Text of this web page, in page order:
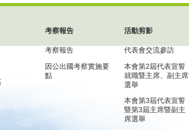
考察報告
考察報告
因公出國考察實施要
點
活動剪影
代表會交流參訪
本會第2屆代表宣誓
就職暨主席、副主席
選舉
本會第3屆代表宣誓
暨第3屆主席暨副主
席選舉